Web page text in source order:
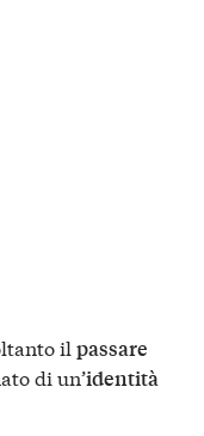
il passare
di un’identità